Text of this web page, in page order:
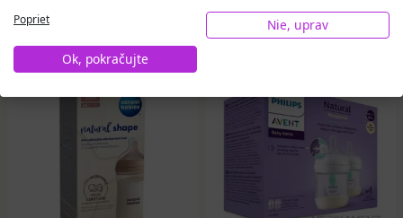
Do košíka
Poprieť
Nie, uprav
Ok, pokračujte